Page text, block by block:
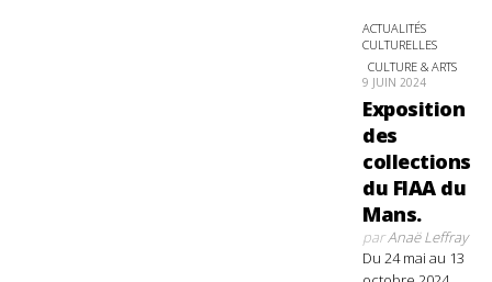
ACTUALITÉS
CULTURELLES
CULTURE & ARTS
9 JUIN 2024
Exposition
des
collections
du FIAA du
Mans.
parAnaë Leffray
Du 24 mai au 13